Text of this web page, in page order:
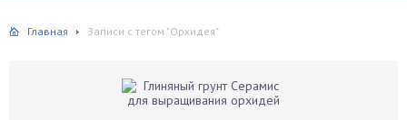
Главная Записи с тегом "Орхидея"